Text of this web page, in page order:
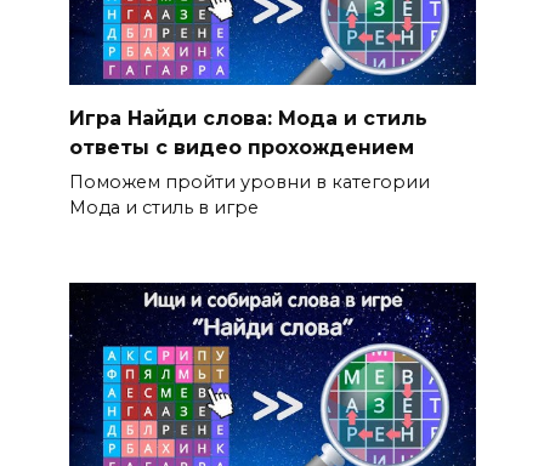
Игра Найди слова: Мода и стиль
ответы с видео прохождением
Поможем пройти уровни в категории
Мода и стиль в игре